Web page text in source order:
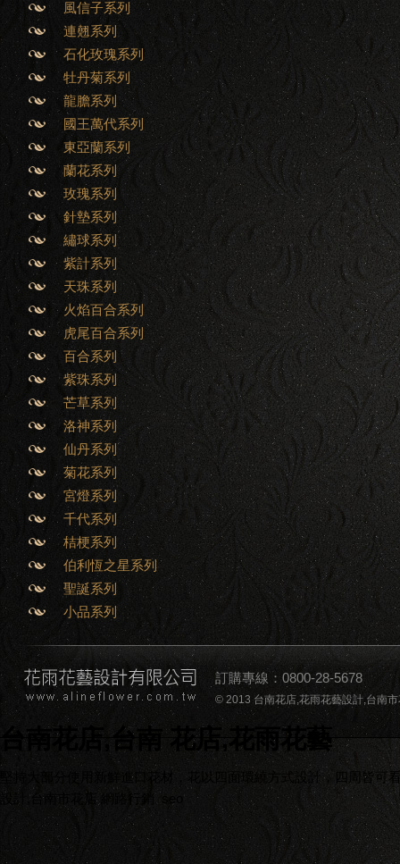
風信子系列
連翹系列
石化玫瑰系列
牡丹菊系列
龍膽系列
國王萬代系列
東亞蘭系列
蘭花系列
玫瑰系列
針墊系列
繡球系列
紫計系列
天珠系列
火焰百合系列
虎尾百合系列
百合系列
紫珠系列
芒草系列
洛神系列
仙丹系列
菊花系列
宮燈系列
千代系列
桔梗系列
伯利恆之星系列
聖誕系列
小品系列
訂購專線：0800-28-5678
© 2013 台南花店,花雨花藝設計,台南
台南花店,台南 花店,花雨花藝
堅持大部分使用新鮮進口花材，花以四面環繞方式設計，四周皆
設計,台南市花店
網路行銷 seo